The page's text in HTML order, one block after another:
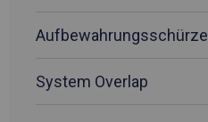
Aufbewahrungsschürze
System Overlap